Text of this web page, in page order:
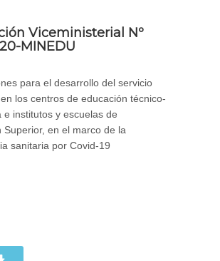
Viceministerial Nº
MINEDU
para el desarrollo del servicio
los centros de educación técnico-
e institutos y escuelas de
Superior, en el marco de la
sanitaria por Covid-19